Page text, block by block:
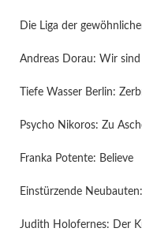
Die Liga der
Andreas Dorau: Wir sind
Tiefe Wasser Berlin:
Psycho Nikoros: Zu
Franka Potente: Believe
Einstürzende
Judith Holofernes: Der